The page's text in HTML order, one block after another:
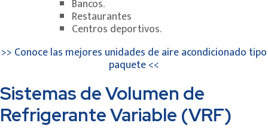
Bancos.
Restaurantes
Centros deportivos.
>> Conoce las mejores unidades de aire acondicionado tipo
paquete <<
Sistemas de Volumen de
Refrigerante Variable (VRF)